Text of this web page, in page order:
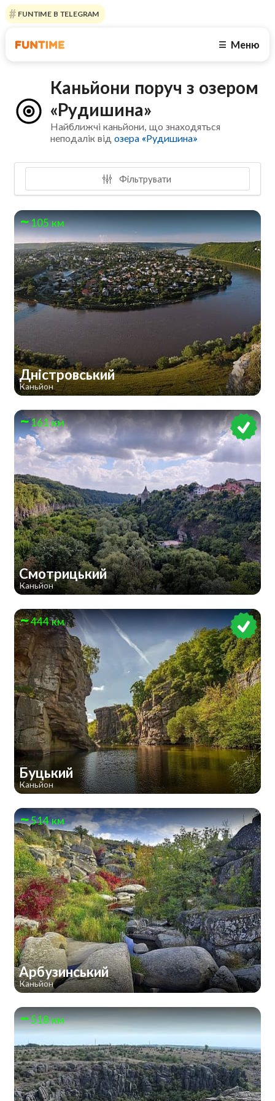
FUNTIME В TELEGRAM
☰ Меню
Каньйони поруч з озером
«Рудишина»
Найближчі каньйони, що знаходяться
неподалік відозера «Рудишина»
Фільтрувати
105 км
Дністровський
Каньйон
161 км
Смотрицький
Каньйон
444 км
Буцький
Каньйон
514 км
Арбузинський
Каньйон
518 км